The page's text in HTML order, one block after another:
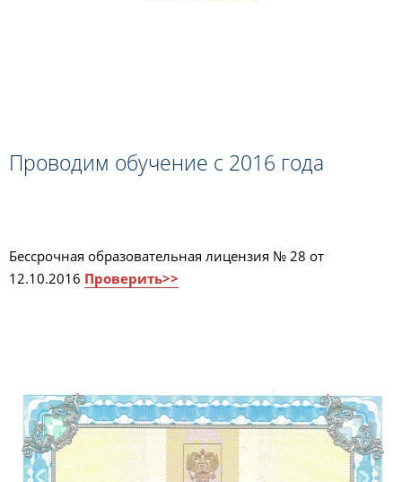
Проводим обучение с 2016 года
Бессрочная образовательная лицензия № 28 от
12.10.2016 Проверить>>